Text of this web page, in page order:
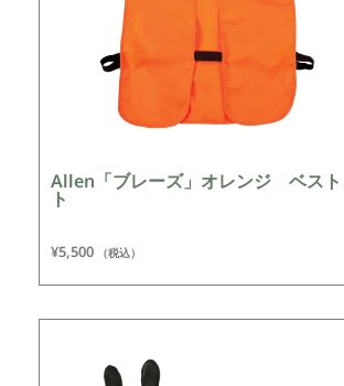
Allen「ブレーズ」オレンジ ベスト
ト
¥5,500 （税込）